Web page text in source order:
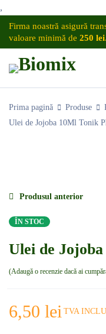
,
Firma noastră asigură
valoare minimă de 250 lei.
Prima pagină Produse
Ulei de Jojoba 10Ml Tonik
Produsul anterior
ÎN STOC
Ulei de
Adaugă o recenzie dacă ai
6,50 lei TVA